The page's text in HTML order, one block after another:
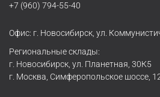
+7 (960) 794-55-40
Офис: г. Новосибирск, ул.
Региональные склады:
г. Новосибирск, ул. Планетная, 30К5
г. Москва, Симферопольское шоссе,